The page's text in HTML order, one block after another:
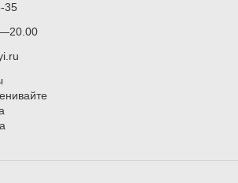
35